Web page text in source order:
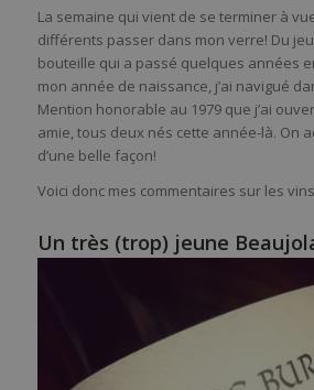
La semaine qui vient de se terminer à
différents passer dans mon verre! Du
bouteille qui a passé quelques années
mon année de naissance, j’ai navigué
Mention honorable au 1979 que j’ai
amie, tous deux nés cette année-là. On
d’une belle façon!
Voici donc mes commentaires sur les
Un très (trop) jeune